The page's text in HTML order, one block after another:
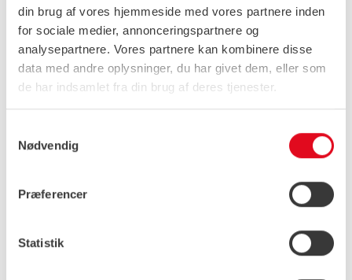
din brug af vores hjemmeside med vores partnere inden
for sociale medier, annonceringspartnere og
analysepartnere. Vores partnere kan kombinere disse
data med andre oplysninger, du har givet dem, eller som
de har indsamlet fra din brug af deres tjenester.
Nødvendig
Præferencer
Statistik
Kat